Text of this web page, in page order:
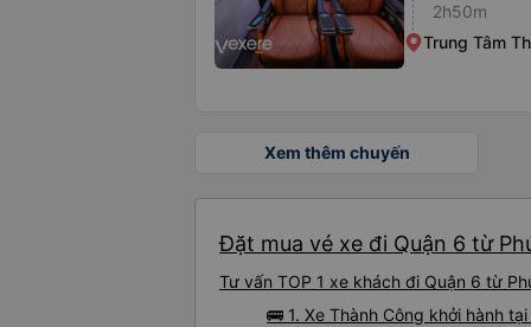
2h50m
Trung Tâm
Xem thêm chuyến
Đặt mua vé xe đi Quận 6 từ
Tư vấn TOP 1 xe khách đi Quận 6 từ
🚌 1. Xe Thành Công khởi hành